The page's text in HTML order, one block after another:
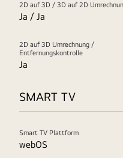
2D auf 3D / 3D auf 2D
Ja / Ja
2D auf 3D Umrechnung /
Entfernungskontrolle
Ja
SMART TV
Smart TV Plattform
webOS